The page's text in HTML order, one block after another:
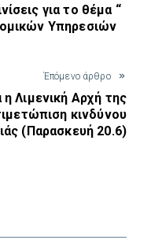
για το θέμα “
Υπηρεσιών
Έπόμενο άρθρο
Λιμενική Αρχή της
κινδύνου
(Παρασκευή 20.6)